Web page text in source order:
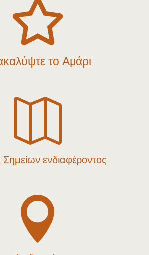

το Αμάρι

ενδιαφέροντος
